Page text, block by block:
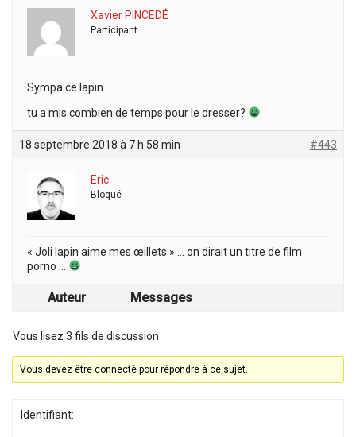
Xavier PINCEDÉ
Participant
Sympa ce lapin
tu a mis combien de temps pour le dresser?
18 septembre 2018 à 7 h 58 min #443
Eric
Bloqué
« Joli lapin aime mes œillets » … on dirait un titre de film
porno …
Auteur Messages
Vous lisez 3 fils de discussion
Vous devez être connecté pour répondre à ce sujet.
Identifiant: